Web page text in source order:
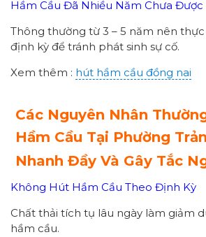
Hầm Cầu Đã Nhiều Năm Chưa
Thông thường từ 3 – 5 năm nên
định kỳ để tránh phát sinh sự cố.
Xem thêm : hút hầm cầu đồng nai
Các Nguyên Nhân
Hầm Cầu Tại Phường
Nhanh Đầy Và Gây Tắc
Không Hút Hầm Cầu Theo Định Kỳ
Chất thải tích tụ lâu ngày làm giảm
hầm cầu.